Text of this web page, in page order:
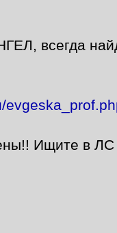
всегда
Ищите в ЛС